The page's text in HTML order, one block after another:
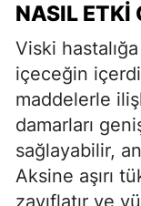
NASIL ETKI
Viski
içeceğin
maddelerle
damarları
sağlayabilir,
Aksine aşırı
zayıflatır ve